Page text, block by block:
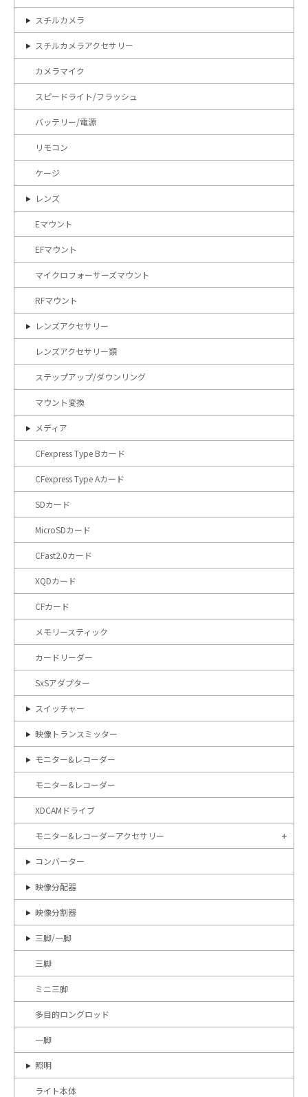
スチルカメラ
スチルカメラアクセサリー
カメラマイク
スピードライト/フラッシュ
バッテリー/電源
リモコン
ケージ
レンズ
Eマウント
EFマウント
マイクロフォーサーズマウント
RFマウント
レンズアクセサリー
レンズアクセサリー類
ステップアップ/ダウンリング
マウント変換
メディア
CFexpress Type Bカード
CFexpress Type Aカード
SDカード
MicroSDカード
CFast2.0カード
XQDカード
CFカード
メモリースティック
カードリーダー
SxSアダプター
スイッチャー
映像トランスミッター
モニター&レコーダー
モニター&レコーダー
XDCAMドライブ
モニター&レコーダーアクセサリー
コンバーター
映像分配器
映像分割器
三脚/一脚
三脚
ミニ三脚
多目的ロングロッド
一脚
照明
ライト本体